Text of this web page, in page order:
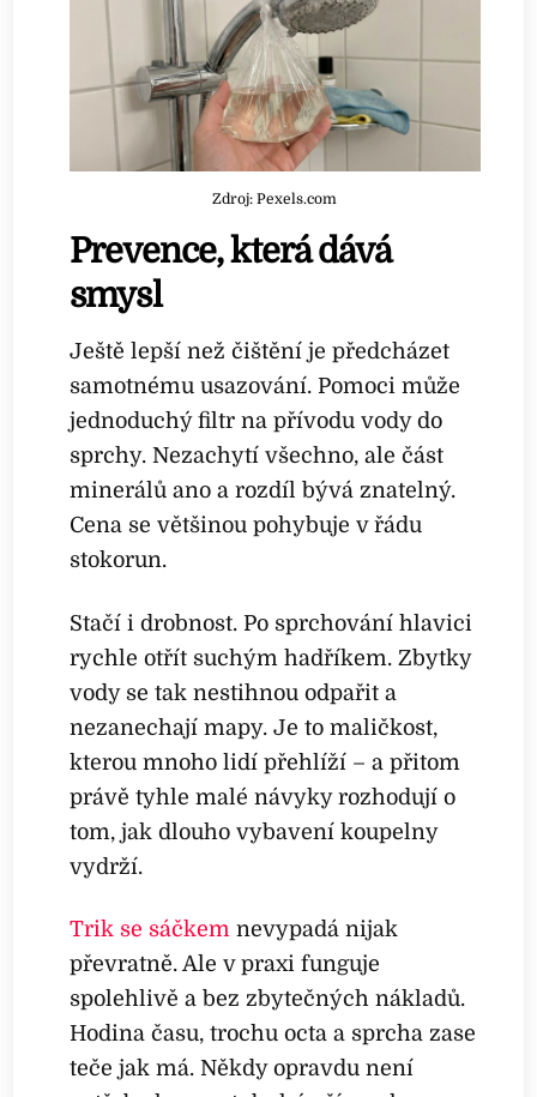
Zdroj: Pexels.com
Prevence, která dává
smysl
Ještě lepší než čištění je předcházet
samotnému usazování. Pomoci může
jednoduchý filtr na přívodu vody do
sprchy. Nezachytí všechno, ale část
minerálů ano a rozdíl bývá znatelný.
Cena se většinou pohybuje v řádu
stokorun.
Stačí i drobnost. Po sprchování hlavici
rychle otřít suchým hadříkem. Zbytky
vody se tak nestihnou odpařit a
nezanechají mapy. Je to maličkost,
kterou mnoho lidí přehlíží – a přitom
právě tyhle malé návyky rozhodují o
tom, jak dlouho vybavení koupelny
vydrží.
Trik se sáčkem nevypadá nijak
převratně. Ale v praxi funguje
spolehlivě a bez zbytečných nákladů.
Hodina času, trochu octa a sprcha zase
teče jak má. Někdy opravdu není